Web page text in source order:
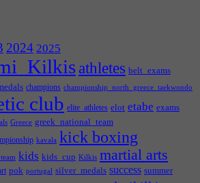
2024 2025
athletes belt_exams
champions championship_north_greece_taekwondo
club elite_athletes elot etabe exams
Greece greek_national_team
kavala kick boxing
kids kids_cup Kilkis martial arts
pok portugal silver_medals success summer